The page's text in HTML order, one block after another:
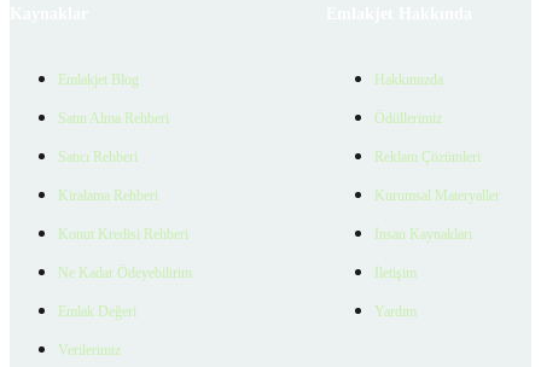
Emlakjet Blog
Satın Alma Rehberi
Satıcı Rehberi
Kiralama Rehberi
Konut Kredisi Rehberi
Ne Kadar Ödeyebilirim
Emlak Değeri
Verilerimiz
Hakkımızda
Ödüllerimiz
Reklam Çözümleri
Kurumsal Materyaller
İnsan Kaynakları
İletişim
Yardım